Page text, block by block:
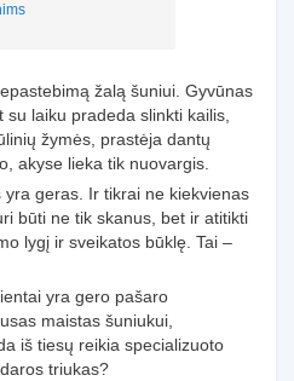
žalą šuniui. Gyvūnas
laiku pradeda slinkti kailis,
žymės, prastėja dantų
akyse lieka tik nuovargis.
geras. Ir tikrai ne kiekvienas
būti ne tik skanus, bet ir atitikti
lygį ir sveikatos būklę. Tai –
yra gero pašaro
maistas šuniukui,
iš tiesų reikia specializuoto
triukas?